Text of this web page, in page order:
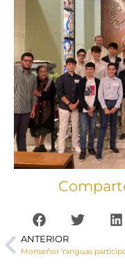
ANTERIOR